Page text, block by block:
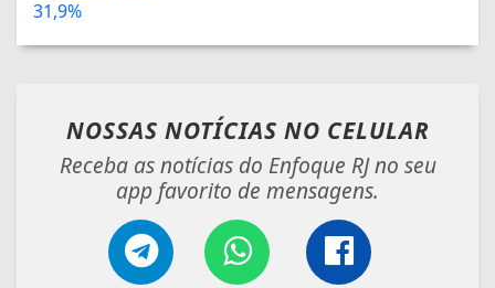
NOSSAS NOTÍCIAS NO CELULAR
Receba as notícias do Enfoque RJ no seu
app favorito de mensagens.